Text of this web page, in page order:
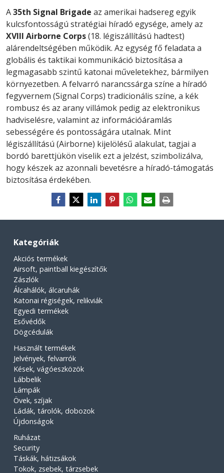
A35th Signal Brigade az amerikai hadsereg egyik
kulcsfontosságú stratégiai híradó egysége, amely az
XVIII Airborne Corps(18. légiszállítású hadtest)
alárendeltségében működik. Az egység fő feladata a
globális és taktikai kommunikáció biztosítása a
legmagasabb szintű katonai műveletekhez, bármilyen
környezetben. A felvarró narancssárga színe a híradó
fegyvernem (Signal Corps) tradicionális színe, a kék
rombusz és az arany villámok pedig az elektronikus
hadviselésre, valamint az információáramlás
sebességére és pontosságára utalnak. Mint
légiszállítású (Airborne) kijelölésű alakulat, tagjai a
bordó barettjükön viselik ezt a jelzést, szimbolizálva,
hogy készek az azonnali bevetésre a híradó-támogatás
biztosítása érdekében.
Kategóriák
Akciós termékek
Airsoft, paintball kiegészítők
Zászlók
Álcahálók, álcaruhák
Katonai régiségek, relikviák
Egyedi termékek
Esővédők
Dögcédulák
Használt termékek
Jelvények, felvarrók
Kések, vágóeszközök
Lábbelik
Lámpák
Övek, szíjak
Ládák, tárolók, dobozok
Újdonságok
Ruházat
Security
Táskák, hátizsákok
Tokok, zsebek, tárzsebek